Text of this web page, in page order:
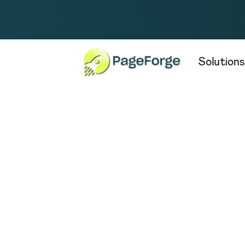
Solutions